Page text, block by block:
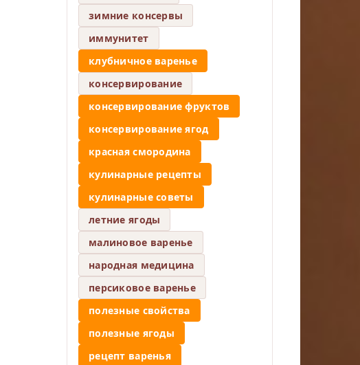
зимние консервы
иммунитет
клубничное варенье
консервирование
консервирование фруктов
консервирование ягод
красная смородина
кулинарные рецепты
кулинарные советы
летние ягоды
малиновое варенье
народная медицина
персиковое варенье
полезные свойства
полезные ягоды
рецепт варенья